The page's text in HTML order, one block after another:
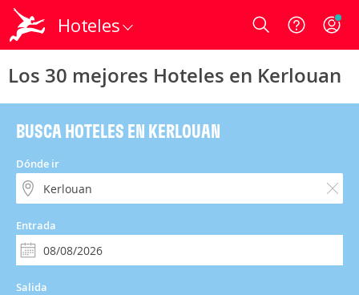
Hoteles Login
Los 30 mejores Hoteles en Kerlouan
BUSCA HOTELES EN KERLOUAN
Dónde ir
Entrada
Salida